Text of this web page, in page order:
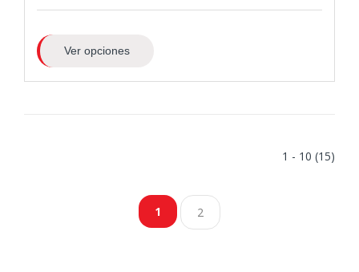
Ver opciones
1 - 10 (15)
1 2